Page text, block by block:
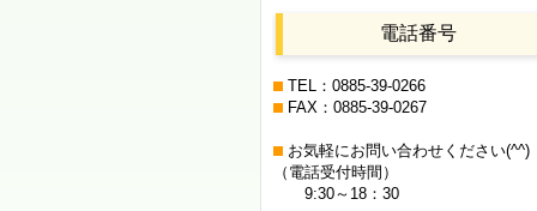
電話番号
TEL：0885-39-0266
FAX：0885-39-0267
お気軽にお問い合わせください(^^)
（電話受付時間）
9:30～18：30